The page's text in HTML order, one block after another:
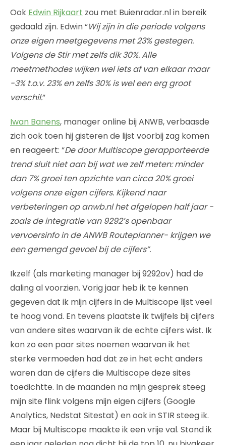
Ook Edwin Rijkaart zou met Buienradar.nl in bereik
gedaald zijn. Edwin “Wij zijn in die periode volgens
onze eigen meetgegevens met 23% gestegen.
Volgens de Stir met zelfs dik 30%. Alle
meetmethodes wijken wel iets af van elkaar maar
-3% t.o.v. 23% en zelfs 30% is wel een erg groot
verschil.”
Iwan Banens, manager online bij ANWB, verbaasde
zich ook toen hij gisteren de lijst voorbij zag komen
en reageert: “De door Multiscope gerapporteerde
trend sluit niet aan bij wat we zelf meten: minder
dan 7% groei ten opzichte van circa 20% groei
volgens onze eigen cijfers. Kijkend naar
verbeteringen op anwb.nl het afgelopen half jaar -
zoals de integratie van 9292’s openbaar
vervoersinfo in de ANWB Routeplanner- krijgen we
een gemengd gevoel bij de cijfers”.
Ikzelf (als marketing manager bij 9292ov) had de
daling al voorzien. Vorig jaar heb ik te kennen
gegeven dat ik mijn cijfers in de Multiscope lijst veel
te hoog vond. En tevens plaatste ik twijfels bij cijfers
van andere sites waarvan ik de echte cijfers wist. Ik
kon zo een paar sites noemen waarvan ik het
sterke vermoeden had dat ze in het echt anders
waren dan de cijfers die Multiscope deze sites
toedichtte. In de maanden na mijn gesprek steeg
mijn site flink volgens mijn eigen cijfers (Google
Analytics, Nedstat Sitestat) en ook in STIR steeg ik.
Maar bij Multiscope maakte ik een vrije val. Stond ik